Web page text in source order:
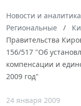
Новости и аналитика
Региональные
Правительства
156/517 "Об
компенсации и
2009 год"
24 января 2009